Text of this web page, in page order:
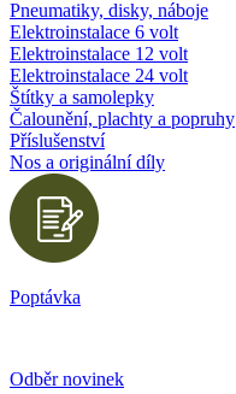
Pneumatiky, disky, náboje
Elektroinstalace 6 volt
Elektroinstalace 12 volt
Elektroinstalace 24 volt
Štítky a samolepky
Čalounění, plachty a popruhy
Příslušenství
Nos a originální díly
Poptávka
Odběr novinek